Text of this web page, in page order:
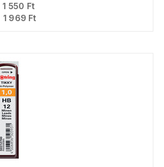
1 550 Ft
1 969Ft